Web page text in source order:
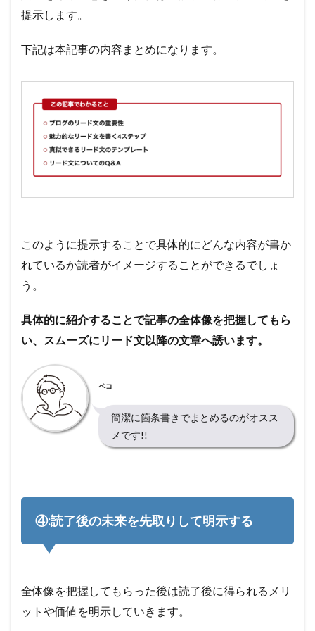
提示します。
下記は本記事の内容まとめになります。
このように提示することで具体的にどんな内容が書か
れているか読者がイメージすることができるでしょ
う。
具体的に紹介することで記事の全体像を把握してもら
い、スムーズにリード文以降の文章へ誘います。
ペコ
簡潔に箇条書きでまとめるのがオスス
メです!!
④:読了後の未来を先取りして明示する
全体像を把握してもらった後は読了後に得られるメリ
ットや価値を明示していきます。